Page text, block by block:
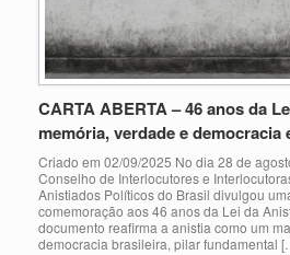
CARTA ABERTA – 46 anos da
memória, verdade e democracia
Criado em 02/09/2025 No dia 28 de
Conselho de Interlocutores e
Anistiados Políticos do Brasil divulgou
comemoração aos 46 anos da Lei da
documento reafirma a anistia como um
democracia brasileira, pilar fundamental